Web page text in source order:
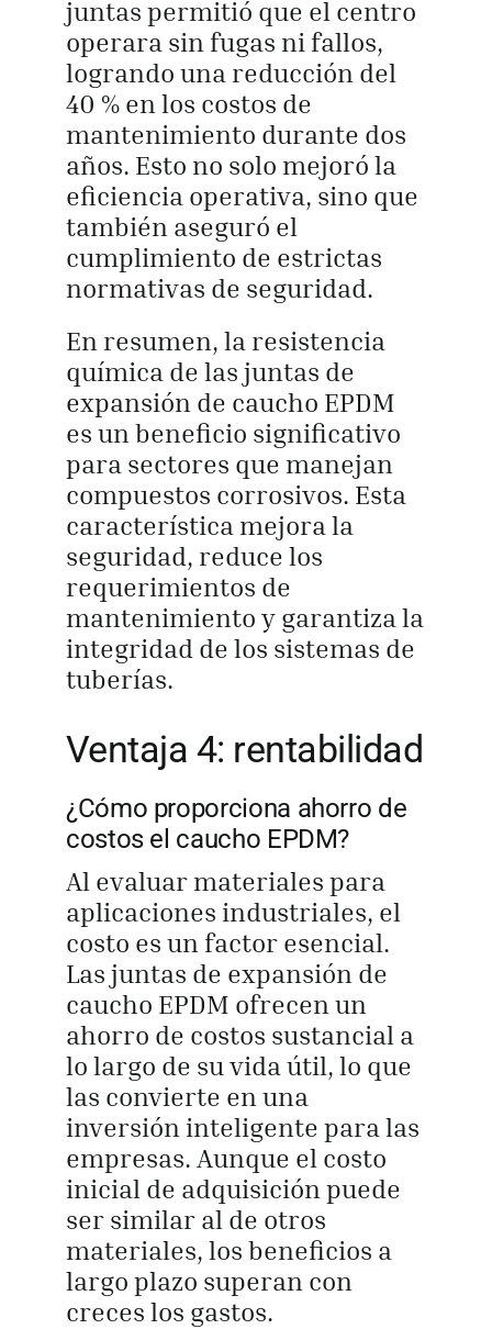
juntas permitió que el centro
operara sin fugas ni fallos,
logrando una reducción del
40 % en los costos de
mantenimiento durante dos
años. Esto no solo mejoró la
eficiencia operativa, sino que
también aseguró el
cumplimiento de estrictas
normativas de seguridad.
En resumen, la resistencia
química de las juntas de
expansión de caucho EPDM
es un beneficio significativo
para sectores que manejan
compuestos corrosivos. Esta
característica mejora la
seguridad, reduce los
requerimientos de
mantenimiento y garantiza la
integridad de los sistemas de
tuberías.
Ventaja 4: rentabilidad
¿Cómo proporciona ahorro de
costos el caucho EPDM?
Al evaluar materiales para
aplicaciones industriales, el
costo es un factor esencial.
Las juntas de expansión de
caucho EPDM ofrecen un
ahorro de costos sustancial a
lo largo de su vida útil, lo que
las convierte en una
inversión inteligente para las
empresas. Aunque el costo
inicial de adquisición puede
ser similar al de otros
materiales, los beneficios a
largo plazo superan con
creces los gastos.